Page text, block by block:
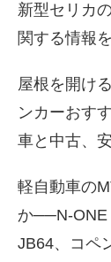
新型セリカ
関する情報
屋根を開け
ンカーおす
車と中古、
軽自動車の
か──N-ONE
JB64、コペ